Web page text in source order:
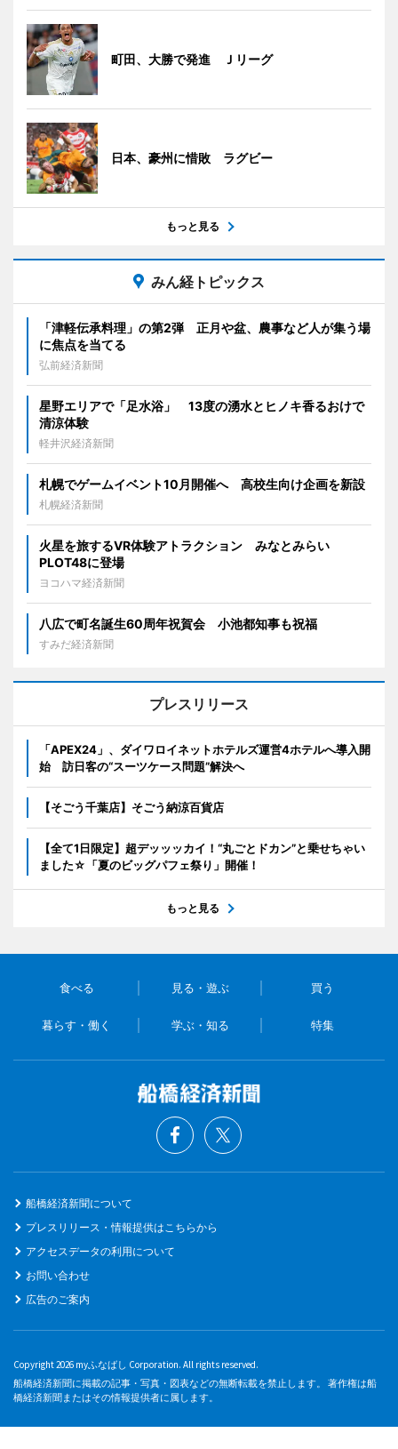
町田、大勝で発進 Ｊリーグ
日本、豪州に惜敗 ラグビー
もっと見る
みん経トピックス
「津軽伝承料理」の第2弾 正月や盆、農事など人が集う場
に焦点を当てる
弘前経済新聞
星野エリアで「足水浴」 13度の湧水とヒノキ香るおけで
清涼体験
軽井沢経済新聞
札幌でゲームイベント10月開催へ 高校生向け企画を新設
札幌経済新聞
火星を旅するVR体験アトラクション みなとみらい
PLOT48に登場
ヨコハマ経済新聞
八広で町名誕生60周年祝賀会 小池都知事も祝福
すみだ経済新聞
プレスリリース
「APEX24」、ダイワロイネットホテルズ運営4ホテルへ導入開
始 訪日客の“スーツケース問題”解決へ
【そごう千葉店】そごう納涼百貨店
【全て1日限定】超デッッッカイ！“丸ごとドカン”と乗せちゃい
ました☆「夏のビッグパフェ祭り」開催！
もっと見る
食べる 見る・遊ぶ 買う
暮らす・働く 学ぶ・知る 特集
船橋経済新聞について
プレスリリース・情報提供はこちらから
アクセスデータの利用について
お問い合わせ
広告のご案内
Copyright 2026 myふなばし Corporation. All rights reserved.
船橋経済新聞に掲載の記事・写真・図表などの無断転載を禁止します。 著作権は船
橋経済新聞またはその情報提供者に属します。